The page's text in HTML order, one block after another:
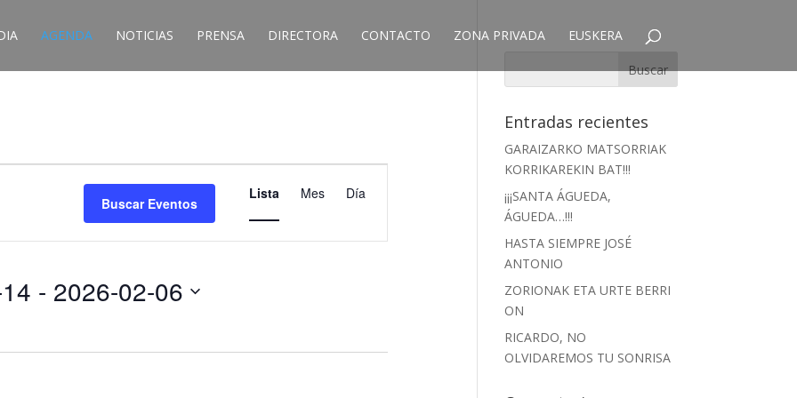
AGENDA NOTICIAS PRENSA DIRECTORA CONTACTO ZONA PRIVADA EUSKERA
Buscar Eventos
Navegación
de
Lista Mes Día
- 2026-02-06
Entradas recientes
GARAIZARKO MATSORRIAK
KORRIKAREKIN BAT!!!
¡¡¡SANTA ÁGUEDA,
ÁGUEDA…!!!
HASTA SIEMPRE JOSÉ
ANTONIO
ZORIONAK ETA URTE BERRI
ON
RICARDO, NO
OLVIDAREMOS TU SONRISA